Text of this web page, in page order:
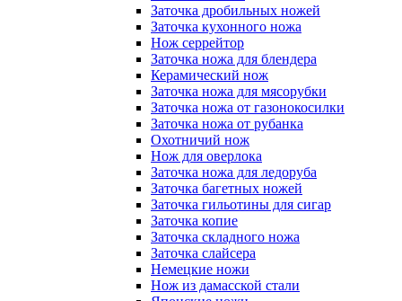
Заточка дробильных ножей
Заточка кухонного ножа
Нож серрейтор
Заточка ножа для блендера
Керамический нож
Заточка ножа для мясорубки
Заточка ножа от газонокосилки
Заточка ножа от рубанка
Охотничий нож
Нож для оверлока
Заточка ножа для ледоруба
Заточка багетных ножей
Заточка гильотины для сигар
Заточка копие
Заточка складного ножа
Заточка слайсера
Немецкие ножи
Нож из дамасской стали